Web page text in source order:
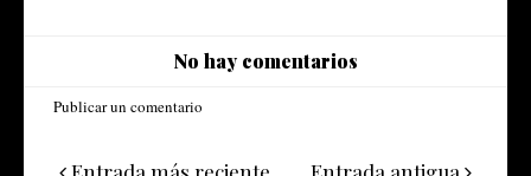
No hay comentarios
Publicar un comentario